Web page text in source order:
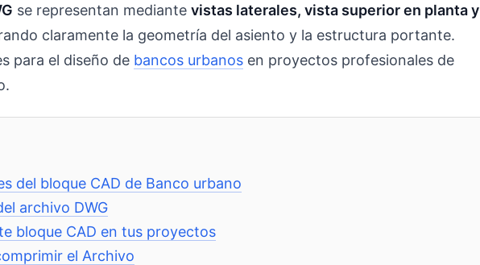
se representan mediante vistas laterales, vista superior en planta y
claramente la geometría del asiento y la estructura portante.
para el diseño de bancos urbanos en proyectos profesionales de
del bloque CAD de Banco urbano
archivo DWG
bloque CAD en tus proyectos
el Archivo